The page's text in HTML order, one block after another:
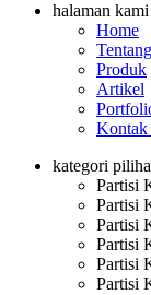
halaman kami
Home
Produk
Artikel
kategori
Partisi
Partisi
Partisi
Partisi
Partisi
Partisi